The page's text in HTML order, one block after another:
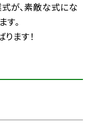
が、素敵な式にな
。
ます！